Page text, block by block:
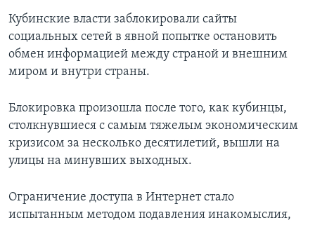
Кубинские власти заблокировали сайты
социальных сетей в явной попытке остановить
обмен информацией между страной и внешним
миром и внутри страны.
Блокировка произошла после того, как кубинцы,
столкнувшиеся с самым тяжелым экономическим
кризисом за несколько десятилетий, вышли на
улицы на минувших выходных.
Ограничение доступа в Интернет стало
испытанным методом подавления инакомыслия,